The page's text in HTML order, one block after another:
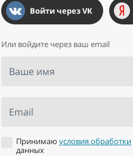
Войти через VK
Или войдите через ваш email
Ваше имя
Email
Принимаюусловия обработки
данных